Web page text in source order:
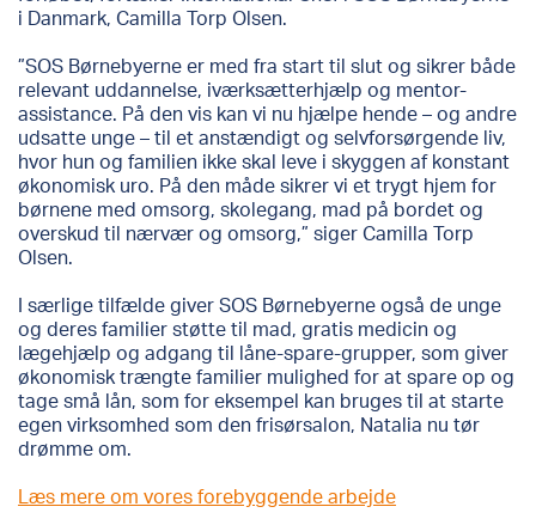
i Danmark, Camilla Torp Olsen.
”SOS Børnebyerne er med fra start til slut og sikrer både
relevant uddannelse, iværksætterhjælp og mentor-
assistance. På den vis kan vi nu hjælpe hende – og andre
udsatte unge – til et anstændigt og selvforsørgende liv,
hvor hun og familien ikke skal leve i skyggen af konstant
økonomisk uro. På den måde sikrer vi et trygt hjem for
børnene med omsorg, skolegang, mad på bordet og
overskud til nærvær og omsorg,” siger Camilla Torp
Olsen.
I særlige tilfælde giver SOS Børnebyerne også de unge
og deres familier støtte til mad, gratis medicin og
lægehjælp og adgang til låne-spare-grupper, som giver
økonomisk trængte familier mulighed for at spare op og
tage små lån, som for eksempel kan bruges til at starte
egen virksomhed som den frisørsalon, Natalia nu tør
drømme om.
Læs mere om vores forebyggende arbejde